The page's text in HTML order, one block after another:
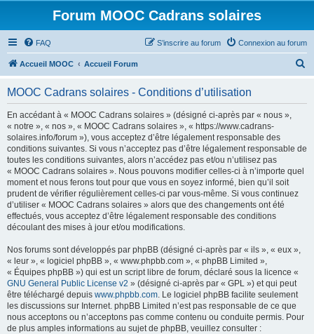
Forum MOOC Cadrans solaires
FAQ Connexion au forum
S’inscrire au forum
Accueil MOOC Accueil Forum
MOOC Cadrans solaires - Conditions d’utilisation
En accédant à « MOOC Cadrans solaires » (désigné ci-après par « nous »,
« notre », « nos », « MOOC Cadrans solaires », « https://www.cadrans-
solaires.info/forum »), vous acceptez d’être légalement responsable des
conditions suivantes. Si vous n’acceptez pas d’être légalement responsable de
toutes les conditions suivantes, alors n’accédez pas et/ou n’utilisez pas
« MOOC Cadrans solaires ». Nous pouvons modifier celles-ci à n’importe quel
moment et nous ferons tout pour que vous en soyez informé, bien qu’il soit
prudent de vérifier régulièrement celles-ci par vous-même. Si vous continuez
d’utiliser « MOOC Cadrans solaires » alors que des changements ont été
effectués, vous acceptez d’être légalement responsable des conditions
découlant des mises à jour et/ou modifications.
Nos forums sont développés par phpBB (désigné ci-après par « ils », « eux »,
« leur », « logiciel phpBB », « www.phpbb.com », « phpBB Limited »,
« Équipes phpBB ») qui est un script libre de forum, déclaré sous la licence «
GNU General Public License v2 » (désigné ci-après par « GPL ») et qui peut
être téléchargé depuis www.phpbb.com. Le logiciel phpBB facilite seulement
les discussions sur Internet. phpBB Limited n’est pas responsable de ce que
nous acceptons ou n’acceptons pas comme contenu ou conduite permis. Pour
de plus amples informations au sujet de phpBB, veuillez consulter :